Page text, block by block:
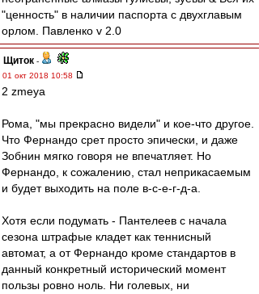
"ценность" в наличии паспорта с двухглавым
орлом. Павленко v 2.0
Щиток -
01 окт 2018 10:58
2 zmeya
Рома, "мы прекрасно видели" и кое-что другое.
Что Фернандо срет просто эпически, и даже
Зобнин мягко говоря не впечатляет. Но
Фернандо, к сожалению, стал неприкасаемым
и будет выходить на поле в-с-е-г-д-а.
Хотя если подумать - Пантелеев с начала
сезона штрафые кладет как теннисный
автомат, а от Фернандо кроме стандартов в
данный конкретный исторический момент
пользы ровно ноль. Ни голевых, ни